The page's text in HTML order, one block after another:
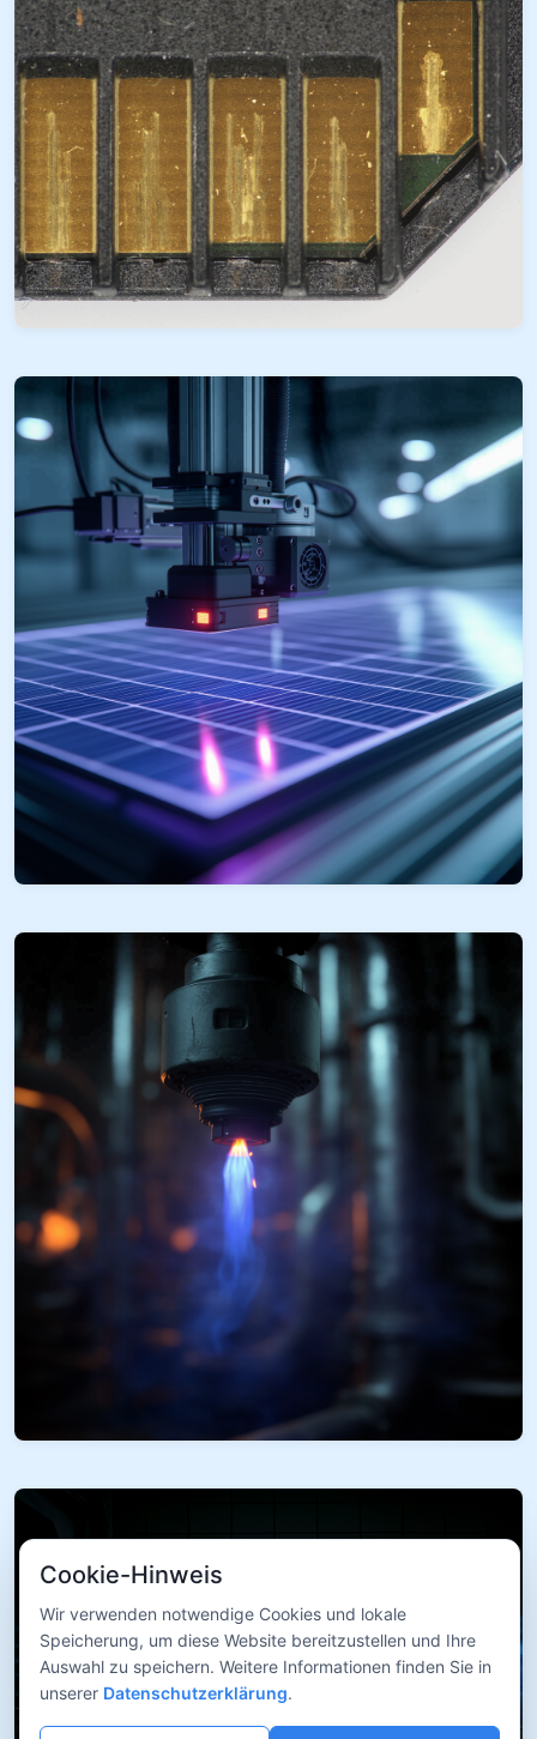
Cookie-Hinweis
Wir verwenden notwendige Cookies und lokale
Speicherung, um diese Website bereitzustellen und Ihre
Auswahl zu speichern. Weitere Informationen finden Sie in
unserer Datenschutzerklärung.